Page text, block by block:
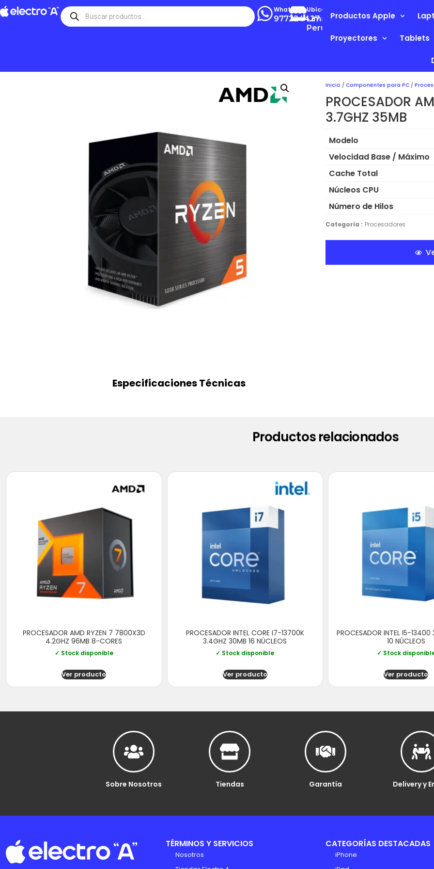
Whatsapp
977224427
Ubícanos
Lima-
Perú
Productos Apple
Proyectores Tablets
Inicio / Componentes para PC /
PROCESADOR
3.7GHZ 35MB
Modelo
Velocidad Base / Máximo
Cache Total
Núcleos CPU
Número de Hilos
Categoría : Procesadores
Especificaciones Técnicas
Productos relacionados
PROCESADOR AMD RYZEN 7 7800X3D
4.2GHZ 96MB 8-CORES
✓ Stock disponible
Ver producto
PROCESADOR INTEL CORE I7-13700K
3.4GHZ 30MB 16 NÚCLEOS
✓ Stock disponible
Ver producto
PROCESADOR INTEL I5-13400
10 NÚCLEOS
✓ Stock
Ver producto
Sobre Nosotros Tiendas Garantía Delivery y
TÉRMINOS Y SERVICIOS
Nosotros
CATEGORÍAS DESTACADAS
iPhone